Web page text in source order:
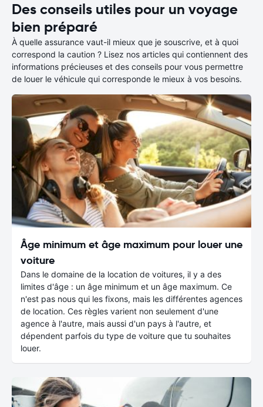
Des conseils utiles pour un voyage
bien préparé
À quelle assurance vaut-il mieux que je souscrive, et à quoi
correspond la caution ? Lisez nos articles qui contiennent des
informations précieuses et des conseils pour vous permettre
de louer le véhicule qui corresponde le mieux à vos besoins.
Âge minimum et âge maximum pour louer une
voiture
Dans le domaine de la location de voitures, il y a des
limites d'âge : un âge minimum et un âge maximum. Ce
n'est pas nous qui les fixons, mais les différentes agences
de location. Ces règles varient non seulement d'une
agence à l'autre, mais aussi d'un pays à l'autre, et
dépendent parfois du type de voiture que tu souhaites
louer.